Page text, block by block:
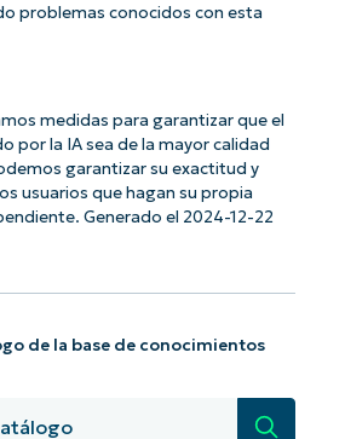
problemas conocidos con esta
medidas para garantizar que el
por la IA sea de la mayor calidad
garantizar su exactitud y
usuarios que hagan su propia
Generado el 2024-12-22
de la base de conocimientos
los análisis de KB
en IA de NinjaOne!